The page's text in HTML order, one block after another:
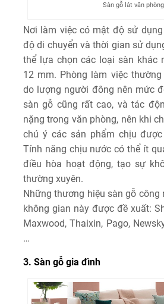
Sàn gỗ lát văn phòng
Nơi làm việc có mật độ sử
độ di chuyển và thời gian sử
thể lựa chọn các loại sàn khác
12 mm. Phòng làm việc
do lượng người đông nên mức
sàn gỗ cũng rất cao, và tác
nặng trong văn phòng, nên khi
chú ý các sản phẩm chịu
Tính năng chịu nước có thể ít
điều hòa hoạt động, tạo sự
thường xuyên.
Những thương hiệu sàn gỗ công
không gian này được đề xuất:
Maxwood, Thaixin, Pago,
…
3. Sàn gỗ gia đình